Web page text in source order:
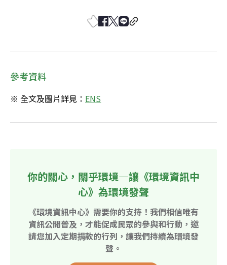
參考資料
※ 全文及圖片詳見： ENS
你的關心，關乎環境—讓《環境資訊中
心》為環境發聲
《環境資訊中心》需要你的支持！我們相信唯有
資訊公開普及，才能促成民眾的參與和行動，邀
請您加入定期捐款的行列，讓我們持續為環境發
聲。